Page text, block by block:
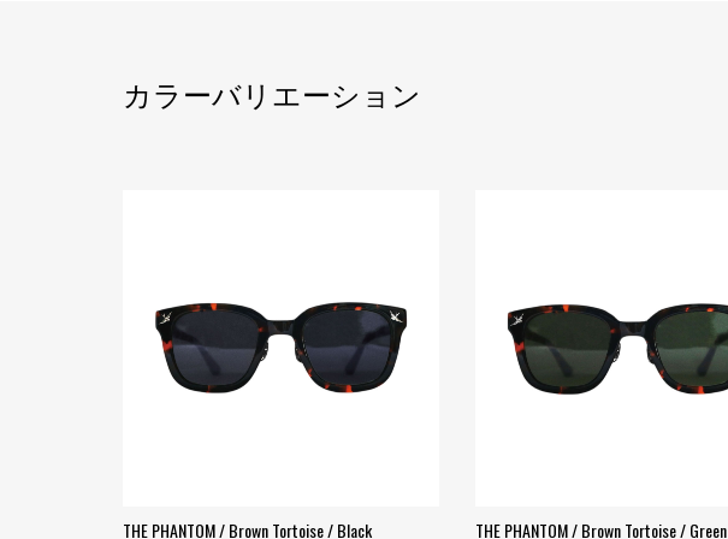
カラーバリエーション
THE PHANTOM / Brown Tortoise / Black THE PHANTOM / Brown Tortoise / Green